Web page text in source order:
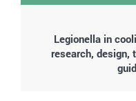
Legionella in
research, design,